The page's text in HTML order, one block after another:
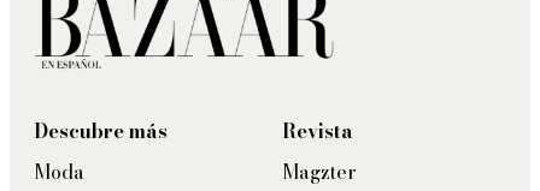
Descubre más
Moda
Revista
Magzter